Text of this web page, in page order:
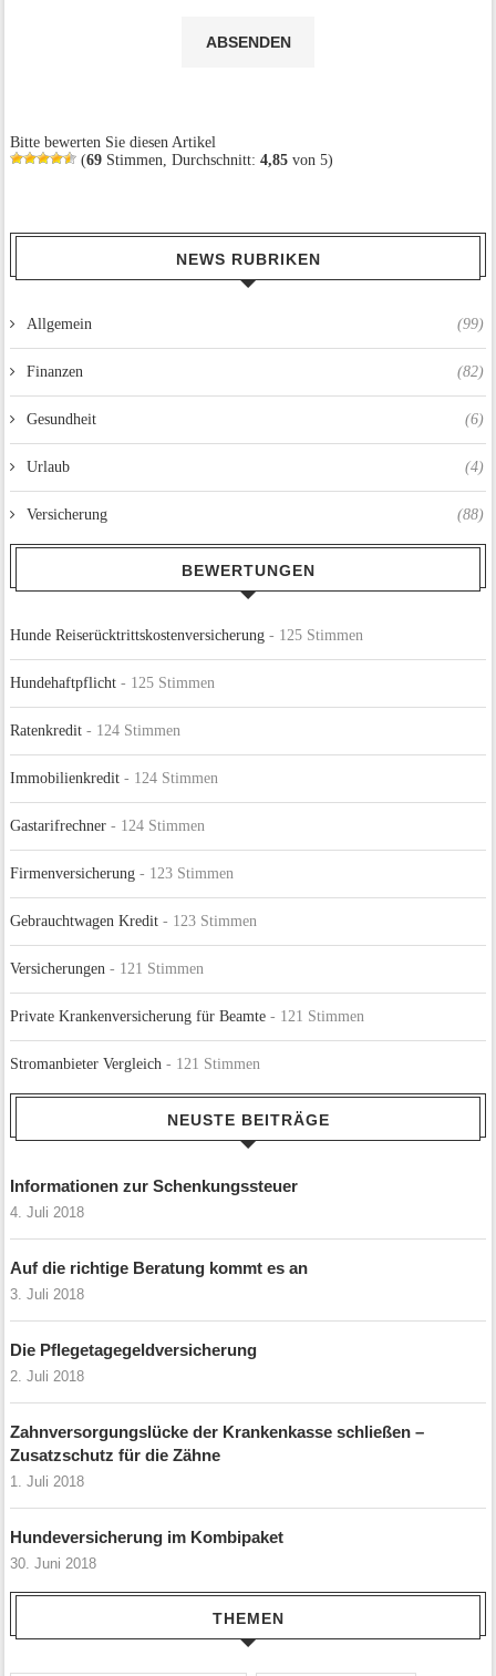
Bitte bewerten Sie diesen Artikel
(69Stimmen, Durchschnitt: 4,85von 5)
NEWS RUBRIKEN
Allgemein (99)
Finanzen (82)
Gesundheit (6)
Urlaub (4)
Versicherung (88)
BEWERTUNGEN
Hunde Reiserücktrittskostenversicherung- 125 Stimmen
Hundehaftpflicht- 125 Stimmen
Ratenkredit- 124 Stimmen
Immobilienkredit- 124 Stimmen
Gastarifrechner- 124 Stimmen
Firmenversicherung- 123 Stimmen
Gebrauchtwagen Kredit- 123 Stimmen
Versicherungen- 121 Stimmen
Private Krankenversicherung für Beamte- 121 Stimmen
Stromanbieter Vergleich- 121 Stimmen
NEUSTE BEITRÄGE
Informationen zur Schenkungssteuer
4. Juli 2018
Auf die richtige Beratung kommt es an
3. Juli 2018
Die Pflegetagegeldversicherung
2. Juli 2018
Zahnversorgungslücke der Krankenkasse schließen –
Zusatzschutz für die Zähne
1. Juli 2018
Hundeversicherung im Kombipaket
30. Juni 2018
THEMEN